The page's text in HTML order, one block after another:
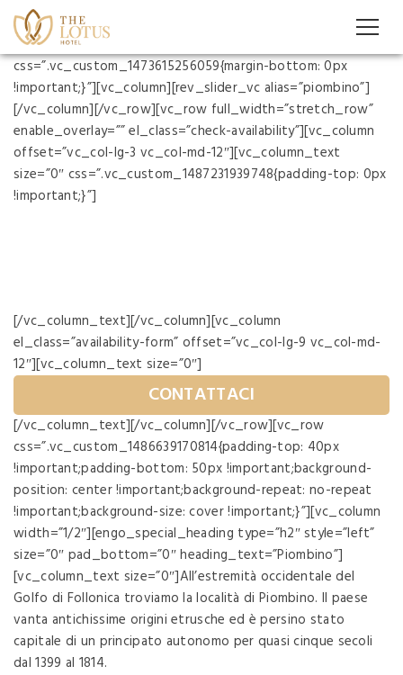
[vc_row full_width=”stretch_row_content_no_spaces”
el_class=”engo-table”
css=”.vc_custom_1473615256059{margin-bottom: 0px
!important;}”][vc_column][rev_slider_vc alias=”piombino”]
[/vc_column][/vc_row][vc_row full_width=”stretch_row”
enable_overlay=”” el_class=”check-availability”][vc_column
offset=”vc_col-lg-3 vc_col-md-12″][vc_column_text
size=”0″ css=”.vc_custom_1487231939748{padding-top: 0px
!important;}”]
[/vc_column_text][/vc_column][vc_column
el_class=”availability-form” offset=”vc_col-lg-9 vc_col-md-
12″][vc_column_text size=”0″]
CONTATTACI
[/vc_column_text][/vc_column][/vc_row][vc_row
css=”.vc_custom_1486639170814{padding-top: 40px
!important;padding-bottom: 50px !important;background-
position: center !important;background-repeat: no-repeat
!important;background-size: cover !important;}”][vc_column
width=”1/2″][engo_special_heading type=”h2″ style=”left”
size=”0″ pad_bottom=”0″ heading_text=”Piombino”]
[vc_column_text size=”0″]All’estremità occidentale del
Golfo di Follonica troviamo la località di Piombino. Il paese
vanta antichissime origini etrusche ed è persino stato
capitale di un principato autonomo per quasi cinque secoli
dal 1399 al 1814.